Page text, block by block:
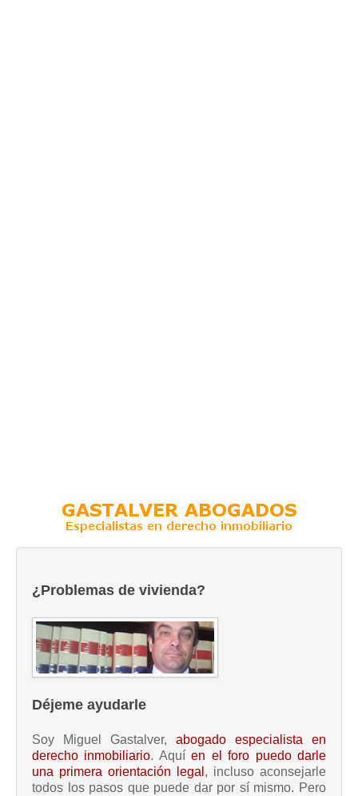
¿Problemas de vivienda?
Déjeme ayudarle
Soy Miguel Gastalver, abogado especialista en
derecho inmobiliario. Aquíen el foro puedo darle
una primera orientación legal , incluso aconsejarle
todos los pasos que puede dar por sí mismo. Pero